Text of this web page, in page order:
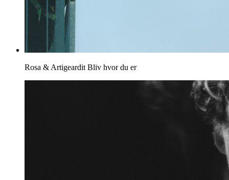
Rosa & Artigeardit Bliv hvor du er